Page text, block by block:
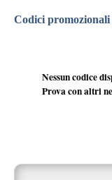
Codici
Nessun codice
Prova con altri